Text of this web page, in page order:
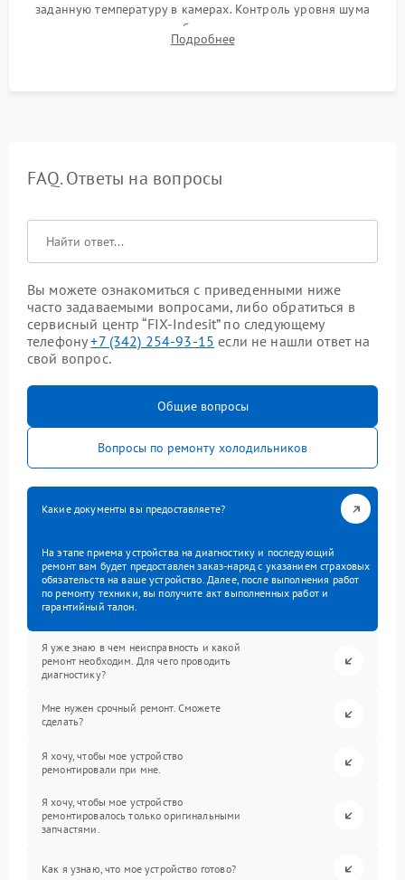
заданную температуру в камерах. Контроль уровня шума
компрессора, отсутствия обмерзания стенок и корректного
срабатывания системы автоматической оттайки.
Подробнее
FAQ. Ответы на вопросы
Вы можете ознакомиться с приведенными ниже
часто задаваемыми вопросами, либо обратиться в
сервисный центр “FIX-Indesit” по следующему
телефону+7 (342) 254-93-15 если не нашли ответ на
свой вопрос.
Общие вопросы
Вопросы по ремонту холодильников
Какие документы вы предоставляете?
На этапе приема устройства на диагностику и последующий
ремонт вам будет предоставлен заказ-наряд с указанием страховых
обязательств на ваше устройство. Далее, после выполнения работ
по ремонту техники, вы получите акт выполненных работ и
гарантийный талон.
Я уже знаю в чем неисправность и какой
ремонт необходим. Для чего проводить
диагностику?
Мне нужен срочный ремонт. Сможете
сделать?
Я хочу, чтобы мое устройство
ремонтировали при мне.
Я хочу, чтобы мое устройство
ремонтировалось только оригинальными
запчастями.
Как я узнаю, что мое устройство готово?